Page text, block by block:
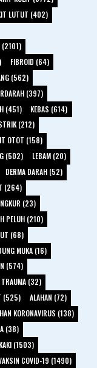
LUTUT (402)
(2101)
FIBROID (64)
(562)
(397)
(451)
KEBAS (614)
(212)
OTOT (158)
(502)
LEBAM (20)
DERMA DARAH (52)
(264)
(23)
PELUH (210)
(68)
MUKA (16)
(574)
TRAUMA (32)
(525)
ALAHAN (72)
KORONAVIRUS (138)
(38)
(1503)
COVID-19 (1490)